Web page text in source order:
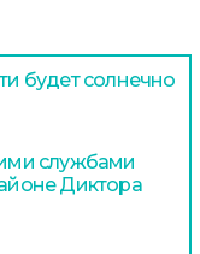
будет солнечно
службами
Диктора